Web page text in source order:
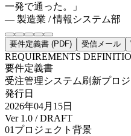
一発で通った。
」
— 製造業 / 情報システム部
要件定義書 (PDF) 受信メール
REQUIREMENTS
要件定義書
受注管理システム刷新プロジ
発行日
2026年04月15日
Ver 1.0 / DRAFT
01 プロジェクト背景